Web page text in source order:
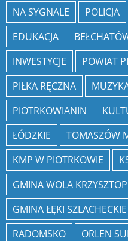
NA SYGNALE
POLICJA
EDUKACJA
INWESTYCJE
POWIAT
PIŁKA RĘCZNA
PIOTRKOWIANIN
ŁÓDZKIE
TOMASZÓW
KMP W PIOTRKOWIE
GMINA WOLA
GMINA ŁĘKI SZLACHECKIE
RADOMSKO
ORLEN